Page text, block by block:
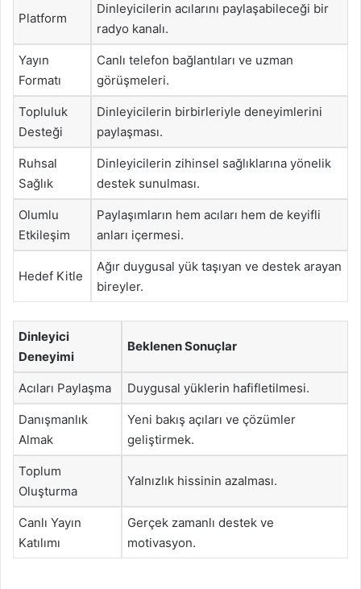
Platform
Dinleyicilerin acılarını paylaşabileceği bir
radyo kanalı.
Yayın
Formatı
Canlı telefon bağlantıları ve uzman
görüşmeleri.
Topluluk
Desteği
Dinleyicilerin birbirleriyle deneyimlerini
paylaşması.
Ruhsal
Sağlık
Dinleyicilerin zihinsel sağlıklarına yönelik
destek sunulması.
Olumlu
Etkileşim
Paylaşımların hem acıları hem de keyifli
anları içermesi.
Hedef Kitle
Ağır duygusal yük taşıyan ve destek arayan
bireyler.
Dinleyici
Deneyimi
Beklenen Sonuçlar
Acıları Paylaşma Duygusal yüklerin hafifletilmesi.
Danışmanlık
Almak
Yeni bakış açıları ve çözümler
geliştirmek.
Toplum
Oluşturma
Yalnızlık hissinin azalması.
Canlı Yayın
Katılımı
Gerçek zamanlı destek ve
motivasyon.